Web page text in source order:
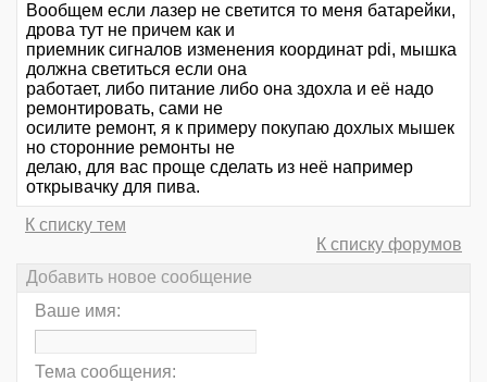
Вообщем если лазер не светится то меня батарейки,
дрова тут не причем как и
приемник сигналов изменения координат pdi, мышка
должна светиться если она
работает, либо питание либо она здохла и её надо
ремонтировать, сами не
осилите ремонт, я к примеру покупаю дохлых мышек
но сторонние ремонты не
делаю, для вас проще сделать из неё например
открывачку для пива.
К списку тем
К списку форумов
Добавить новое сообщение
Ваше имя:
Тема сообщения: